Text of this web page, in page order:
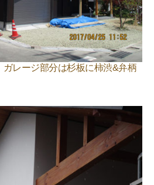
レージ部分は杉板に柿渋&弁柄